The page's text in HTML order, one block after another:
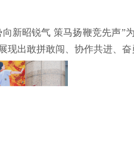
新昭锐气 策马扬鞭竞先声”
出敢拼敢闯、协作共进、奋